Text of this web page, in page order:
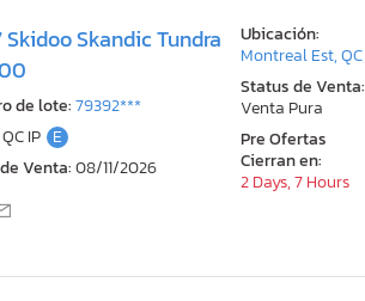
Skandic Tundra
de lote:79392***
QC IP E
Venta:08/11/2026
Ubicación:
Montreal Est, QC
Status de Venta:
Venta Pura
Pre Ofertas
Cierran en:
2 Days, 7 Hours